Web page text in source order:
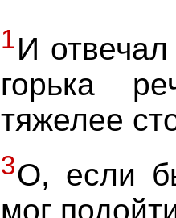
1И
горька
тяжелее
3О, если
мог